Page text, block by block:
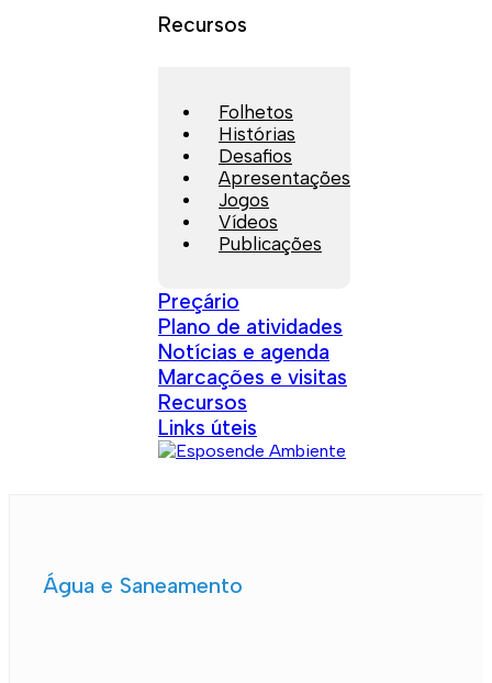
Recursos
Folhetos
Histórias
Desafios
Apresentações
Jogos
Vídeos
Publicações
Preçário
Plano de atividades
Notícias e agenda
Marcações e visitas
Recursos
Links úteis
Água e Saneamento